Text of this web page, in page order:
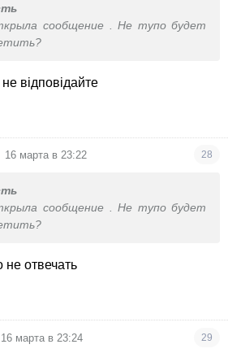
сообщение . Не тупо будет
не відповідайте
16 марта в 23:22 28
сообщение . Не тупо будет
отвечать
16 марта в 23:24 29